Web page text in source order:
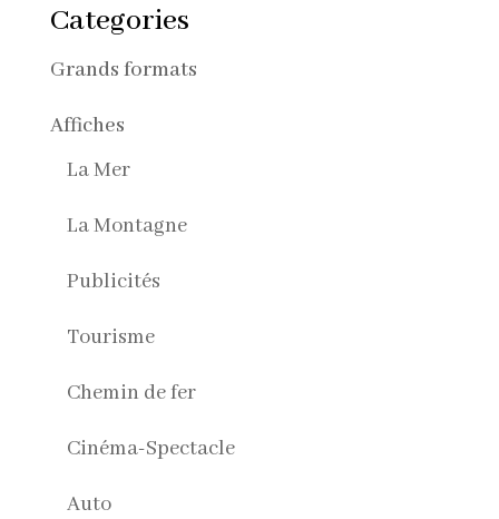
Categories
Grands formats
Affiches
La Mer
La Montagne
Publicités
Tourisme
Chemin de fer
Cinéma-Spectacle
Auto